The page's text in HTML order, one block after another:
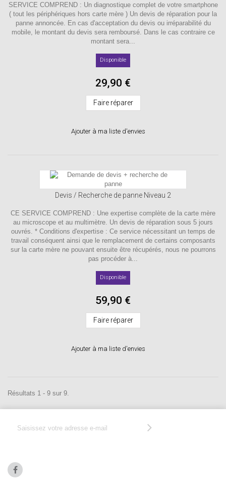
SERVICE COMPREND : Un diagnostique complet de votre smartphone
( tout les périphériques hors carte mère ) Un devis de réparation pour la
panne annoncée. En cas d'acceptation du devis ou irréparabilité du
mobile, le montant du devis sera remboursé. Dans le cas contraire ce
montant sera...
Disponible
29,90 €
Faire réparer
Ajouter à ma liste d'envies
Devis / Recherche de panne Niveau 2
CE SERVICE COMPREND : Une expertise complète de la carte mère
au microscope et au multimètre. Un devis de réparation sous 5 jours
ouvrés. * Conditions d'expertise : Ce service nécessitant un temps de
travail conséquent ainsi que le remplacement de certains composants
sur la carte mère ne pouvant ensuite être récupérés, nous ne pourrons
pas procéder à...
Disponible
59,90 €
Faire réparer
Ajouter à ma liste d'envies
Résultats 1 - 9 sur 9.